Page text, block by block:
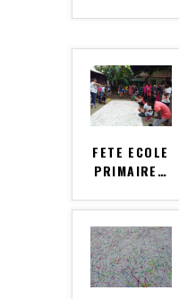
FETE ECOLE
PRIMAIRE…